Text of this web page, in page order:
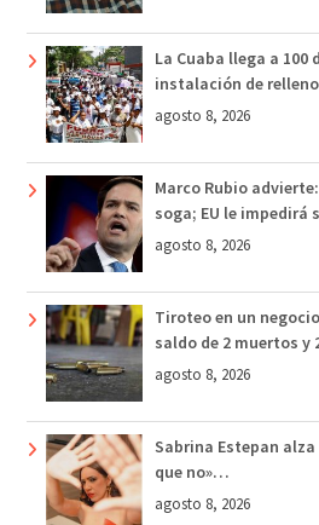
La Cuaba llega a
instalación de
agosto 8, 2026
Marco Rubio
soga; EU le impedirá
agosto 8, 2026
Tiroteo en un
saldo de 2 muertos y
agosto 8, 2026
Sabrina Estepan
que no»…
agosto 8, 2026